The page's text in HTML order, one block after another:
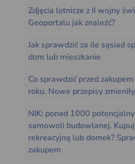
Zdjęcia lotnicze z II wojny
Geoportalu jak znaleźć?
Jak sprawdzić za ile sąsiad
dom lub mieszkanie
Co sprawdzić przed
roku. Nowe przepisy
NIK: ponad 1000
samowoli budowlanej.
rekreacyjną lub domek?
zakupem